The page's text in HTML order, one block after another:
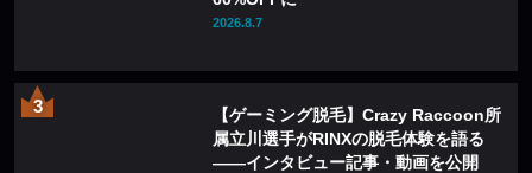
2026.8.7
【ゲーミング脱毛】Crazy Raccoon所
属立川選手がRINXの脱毛体験を語る
——インタビュー記事・動画を公開